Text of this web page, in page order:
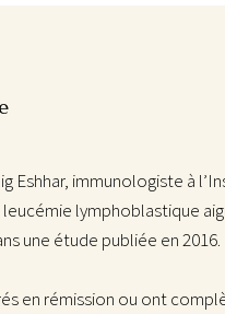
Eshhar, immunologiste à
lymphoblastique
une étude publiée en 2016.
en rémission ou ont